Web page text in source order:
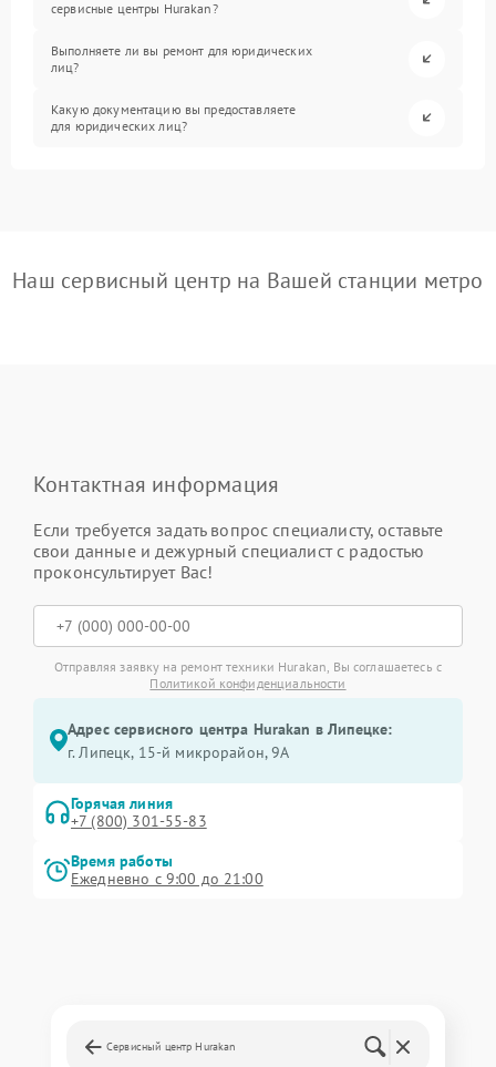
сервисные центры Hurakan?
Выполняете ли вы ремонт для юридических
лиц?
Какую документацию вы предоставляете
для юридических лиц?
Наш сервисный центр на Вашей станции метро
Контактная информация
Если требуется задать вопрос специалисту, оставьте
свои данные и дежурный специалист с радостью
проконсультирует Вас!
Отправляя заявку на ремонт техники Hurakan, Вы соглашаетесь с
Политикой конфиденциальности
Адрес сервисного центра Hurakan в Липецке:
г. Липецк, 15-й микрорайон, 9А
Горячая линия
+7 (800) 301-55-83
Время работы
Ежедневно с 9:00 до 21:00
Сервисный центр Hurakan